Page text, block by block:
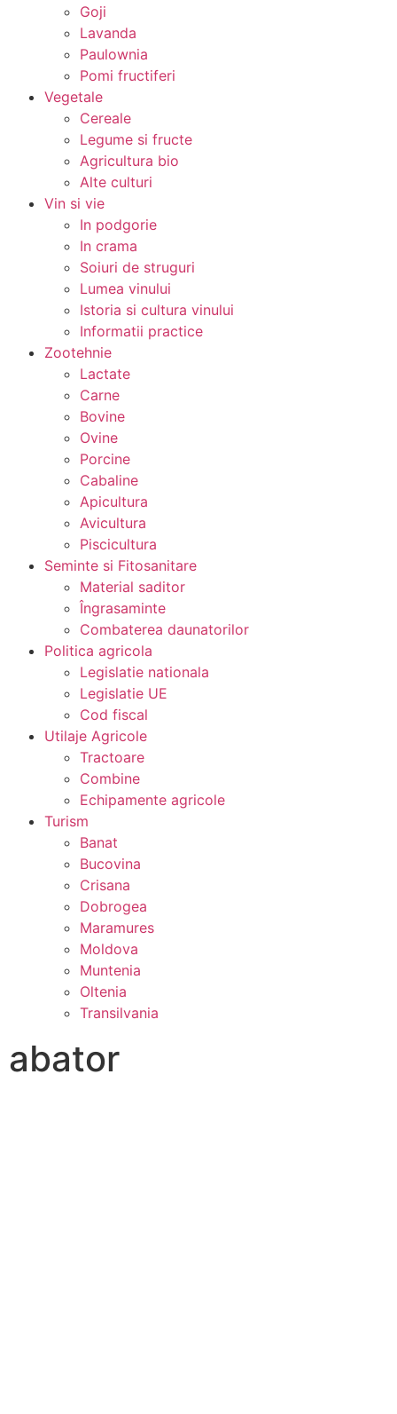
Goji
Lavanda
Paulownia
Pomi fructiferi
Vegetale
Cereale
Legume si fructe
Agricultura bio
Alte culturi
Vin si vie
In podgorie
In crama
Soiuri de struguri
Lumea vinului
Istoria si cultura vinului
Informatii practice
Zootehnie
Lactate
Carne
Bovine
Ovine
Porcine
Cabaline
Apicultura
Avicultura
Piscicultura
Seminte si Fitosanitare
Material saditor
Îngrasaminte
Combaterea daunatorilor
Politica agricola
Legislatie nationala
Legislatie UE
Cod fiscal
Utilaje Agricole
Tractoare
Combine
Echipamente agricole
Turism
Banat
Bucovina
Crisana
Dobrogea
Maramures
Moldova
Muntenia
Oltenia
Transilvania
abator